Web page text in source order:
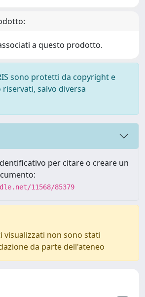
a questo prodotto.
sono protetti da copyright e
salvo diversa
per citare o creare un
11568/85379
visualizzati non sono stati
da parte dell'ateneo